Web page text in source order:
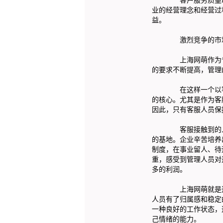
业的经营理念和经营
益。
激烈竞争的市场，
上海网萌作为
的要求不断提高，管
在这样一个以客户
的核心。尤其是作为
因此，只有客服人员
客服接触到的人多
的基地。企业辛苦培
制度，在事业留人、
重，感受到管理人员
多的利润。
上海网萌就是这样
人员有了归属感和稳
一种良好的工作状态
己情绪的能力。